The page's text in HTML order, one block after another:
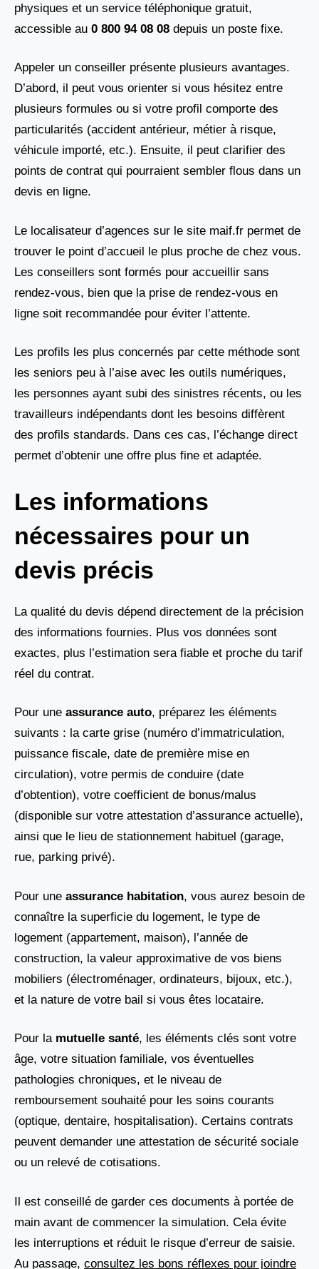
physiques et un service téléphonique gratuit,
accessible au 0 800 94 08 08 depuis un poste fixe.
Appeler un conseiller présente plusieurs avantages.
D’abord, il peut vous orienter si vous hésitez entre
plusieurs formules ou si votre profil comporte des
particularités (accident antérieur, métier à risque,
véhicule importé, etc.). Ensuite, il peut clarifier des
points de contrat qui pourraient sembler flous dans un
devis en ligne.
Le localisateur d’agences sur le site maif.fr permet de
trouver le point d’accueil le plus proche de chez vous.
Les conseillers sont formés pour accueillir sans
rendez-vous, bien que la prise de rendez-vous en
ligne soit recommandée pour éviter l’attente.
Les profils les plus concernés par cette méthode sont
les seniors peu à l’aise avec les outils numériques,
les personnes ayant subi des sinistres récents, ou les
travailleurs indépendants dont les besoins diffèrent
des profils standards. Dans ces cas, l’échange direct
permet d’obtenir une offre plus fine et adaptée.
Les informations
nécessaires pour un
devis précis
La qualité du devis dépend directement de la précision
des informations fournies. Plus vos données sont
exactes, plus l’estimation sera fiable et proche du tarif
réel du contrat.
Pour une assurance auto, préparez les éléments
suivants : la carte grise (numéro d’immatriculation,
puissance fiscale, date de première mise en
circulation), votre permis de conduire (date
d’obtention), votre coefficient de bonus/malus
(disponible sur votre attestation d’assurance actuelle),
ainsi que le lieu de stationnement habituel (garage,
rue, parking privé).
Pour une assurance habitation, vous aurez besoin de
connaître la superficie du logement, le type de
logement (appartement, maison), l’année de
construction, la valeur approximative de vos biens
mobiliers (électroménager, ordinateurs, bijoux, etc.),
et la nature de votre bail si vous êtes locataire.
Pour la mutuelle santé, les éléments clés sont votre
âge, votre situation familiale, vos éventuelles
pathologies chroniques, et le niveau de
remboursement souhaité pour les soins courants
(optique, dentaire, hospitalisation). Certains contrats
peuvent demander une attestation de sécurité sociale
ou un relevé de cotisations.
Il est conseillé de garder ces documents à portée de
main avant de commencer la simulation. Cela évite
les interruptions et réduit le risque d’erreur de saisie.
Au passage, consultez les bons réflexes pour joindre